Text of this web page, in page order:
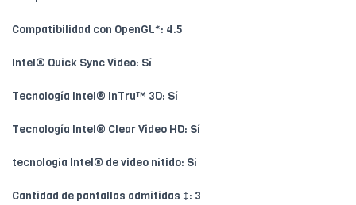
Compatibilidad con OpenGL*: 4.5
Intel® Quick Sync Video: Sí
Tecnología Intel® InTru™ 3D: Sí
Tecnología Intel® Clear Video HD: Sí
tecnología Intel® de video nítido: Sí
Cantidad de pantallas admitidas ‡: 3